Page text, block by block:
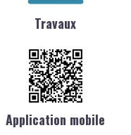
Travaux
Application mobile